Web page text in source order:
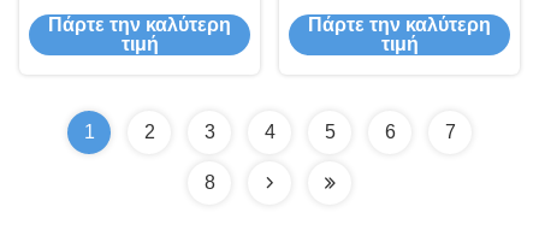
H04 πολλαπλές
επιλογές μεγέθους
Πάρτε την καλύτερη
τιμή
Διαλέξτε και
τοποθετήστε 1.0 mm
Πάρτε την καλύτερη
τιμή
1 2 3 4 5 6 7
8